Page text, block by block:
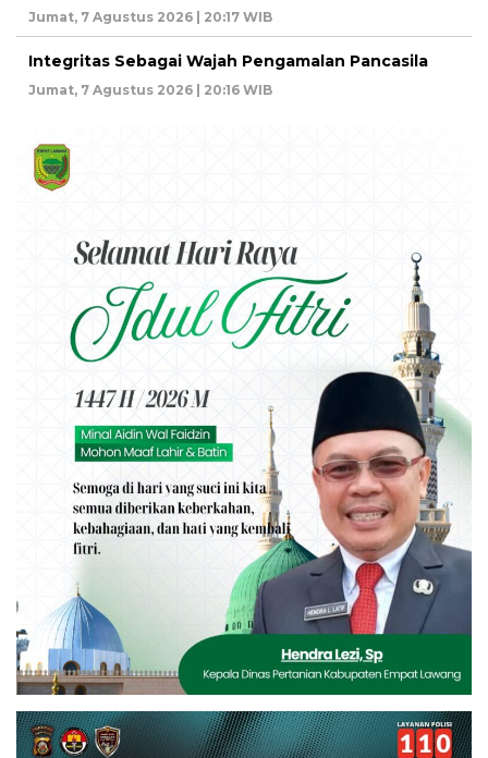
Jumat, 7 Agustus 2026 | 20:17 WIB
Integritas Sebagai Wajah Pengamalan Pancasila
Jumat, 7 Agustus 2026 | 20:16 WIB